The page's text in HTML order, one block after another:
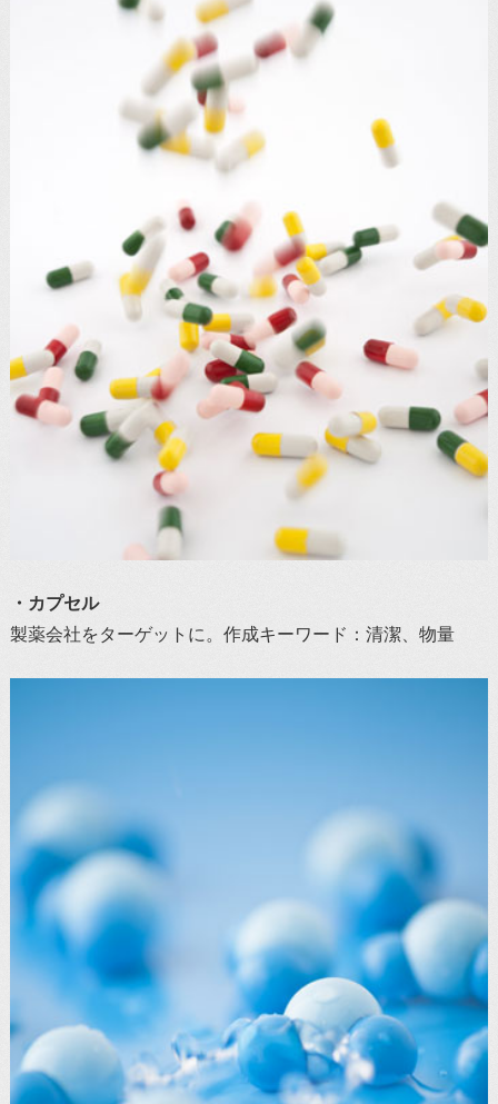
・カプセル
製薬会社をターゲットに。作成キーワード：清潔、物量